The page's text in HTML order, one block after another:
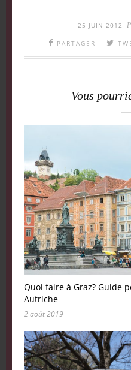
25 JUIN 2012
PARTAGER
Vous
Quoi faire à Graz? Guide
Autriche
2 août 2019